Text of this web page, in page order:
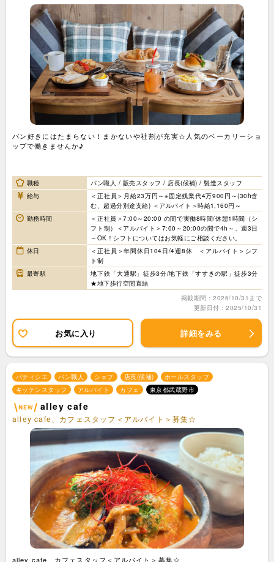
パン好きにはたまらない！まかないや社割が充実☆人気のベーカリーショ
ップで働きませんか♪
職種
パン職人 / 販売スタッフ / 店長(候補) / 製造スタッフ
給与
＜正社員＞月給23万円～※固定残業代4万900円～(30h含
む、超過分別途支給) ＜アルバイト＞時給1,160円～
勤務時間
＜正社員＞7:00～20:00 の間で実働8時間/休憩1時間（シ
フト制）＜アルバイト＞7:00～20:00の間で4h～、週3日
～OK！シフトについてはお気軽にご相談ください。
休日
＜正社員＞年間休日104日/4週8休 ＜アルバイト＞シフ
ト制
最寄駅
地下鉄「大通駅」徒歩3分/地下鉄「すすきの駅」徒歩3分
★地下歩行空間直結
掲載期間：2026/10/31まで
更新日付：2025/10/31
お気に入り 詳細をみる
パティシエ パン職人 シェフ 店長(候補)
ホールスタッフ
キッチンスタッフ
アルバイト カフェ 東京都武蔵野市
alley cafe
alley cafe、カフェスタッフ＜アルバイト＞募集☆
alley cafe、カフェスタッフ＜アルバイト＞募集☆